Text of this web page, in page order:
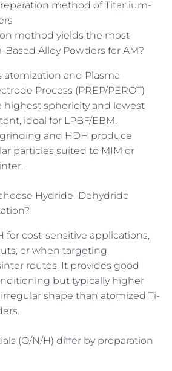
method of Titanium-
method yields the most
Alloy Powders for AM?
atomization and Plasma
Process (PREP/PEROT)
highest sphericity and lowest
ideal for LPBF/EBM.
and HDH produce
particles suited to MIM or
Hydride–Dehydride
for cost-sensitive applications,
or when targeting
routes. It provides good
but typically higher
shape than atomized Ti-
(O/N/H) differ by preparation